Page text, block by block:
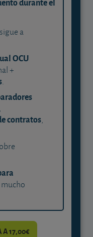
a
OCU
+
.
contratos,
A 17,00€